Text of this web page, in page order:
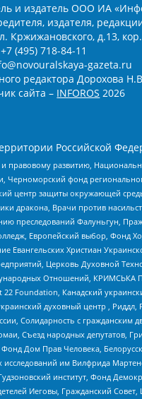
и издатель ООО ИА
издателя,
Кржижановского, д.13,
(495) 718-84-11
gazeta.ru
редактора Дорохова
сайта – INFOROS 2026
Российской
правовому развитию,
Черноморский фонд
центр защиты окружающей
дракона, Врачи против
преследований Фалуньгун,
Европейский выбор, Фонд
Христиан
Церковь Духовной
Отношений,
Foundation, Канадский
духовный центр , Риддл,
Солидарность с гражданским
Съезд народных депутатов,
Дом Прав Человека,
им Вилфрида
институт, Фонд
Иеговы, Гражданский Совет,